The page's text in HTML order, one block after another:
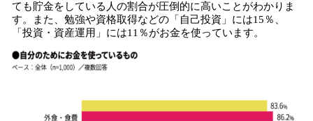
ても貯金をしている人の割合が圧倒的に高いことがわかりま
す。また、勉強や資格取得などの「自己投資」には15％、
「投資・資産運用」には11％がお金を使っています。